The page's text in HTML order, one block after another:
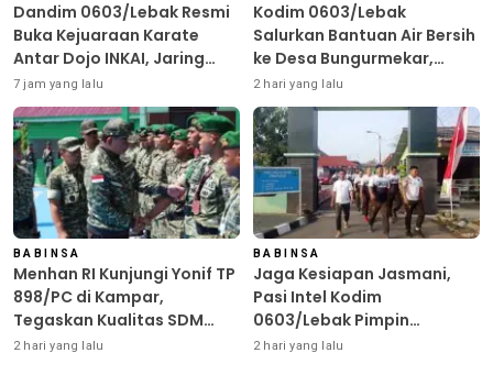
Dandim 0603/Lebak Resmi
Buka Kejuaraan Karate
Antar Dojo INKAI, Jaring
Bibit Atlet Unggul Sambut
HUT ke-81 RI
7 jam yang lalu
Kodim 0603/Lebak
Salurkan Bantuan Air Bersih
ke Desa Bungurmekar,
Ringankan Beban Warga
Terdampak Kemarau
2 hari yang lalu
BABINSA
Menhan RI Kunjungi Yonif TP
898/PC di Kampar,
Tegaskan Kualitas SDM
Kunci Kekuatan TNI
2 hari yang lalu
BABINSA
Jaga Kesiapan Jasmani,
Pasi Intel Kodim
0603/Lebak Pimpin
Pembinaan Fisik Rutin
2 hari yang lalu